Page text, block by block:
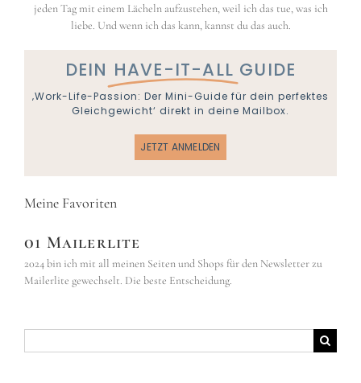
jeden Tag mit einem Lächeln aufzustehen, weil ich das tue, was ich
liebe. Und wenn ich das kann, kannst du das auch.
DEIN HAVE-IT-ALL GUIDE
‚Work-Life-Passion: Der Mini-Guide für dein perfektes
Gleichgewicht‘ direkt in deine Mailbox.
JETZT ANMELDEN
Meine Favoriten
01 Mailerlite
2024 bin ich mit all meinen Seiten und Shops für den Newsletter zu
Mailerlite gewechselt. Die beste Entscheidung.
nach: